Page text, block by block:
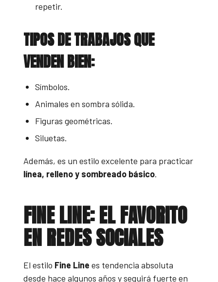
repetir.
TIPOS DE TRABAJOS QUE
VENDEN BIEN:
Símbolos.
Animales en sombra sólida.
Figuras geométricas.
Siluetas.
Además, es un estilo excelente para practicar
línea, relleno y sombreado básico.
FINE LINE: EL FAVORITO
EN REDES SOCIALES
El estilo Fine Line es tendencia absoluta
desde hace algunos años y seguirá fuerte en